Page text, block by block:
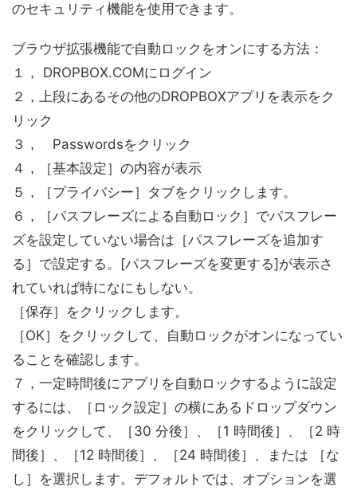
のセキュリティ機能を使用できます。
ブラウザ拡張機能で自動ロックをオンにする方法：
１， DROPBOX.COMにログイン
２，上段にあるその他のDROPBOXアプリを表示をク
リック
３， Passwordsをクリック
４，［基本設定］の内容が表示
５，［プライバシー］タブをクリックします。
６，［パスフレーズによる自動ロック］でパスフレー
ズを設定していない場合は［パスフレーズを追加す
る］で設定する。[パスフレーズを変更する]が表示さ
れていれば特になにもしない。
［保存］をクリックします。
［OK］をクリックして、自動ロックがオンになってい
ることを確認します。
７，一定時間後にアプリを自動ロックするように設定
するには、［ロック設定］の横にあるドロップダウン
をクリックして、［30 分後］、［1 時間後］、［2 時
間後］、［12 時間後］、［24 時間後］、または ［な
し］を選択します。デフォルトでは、オプションを選